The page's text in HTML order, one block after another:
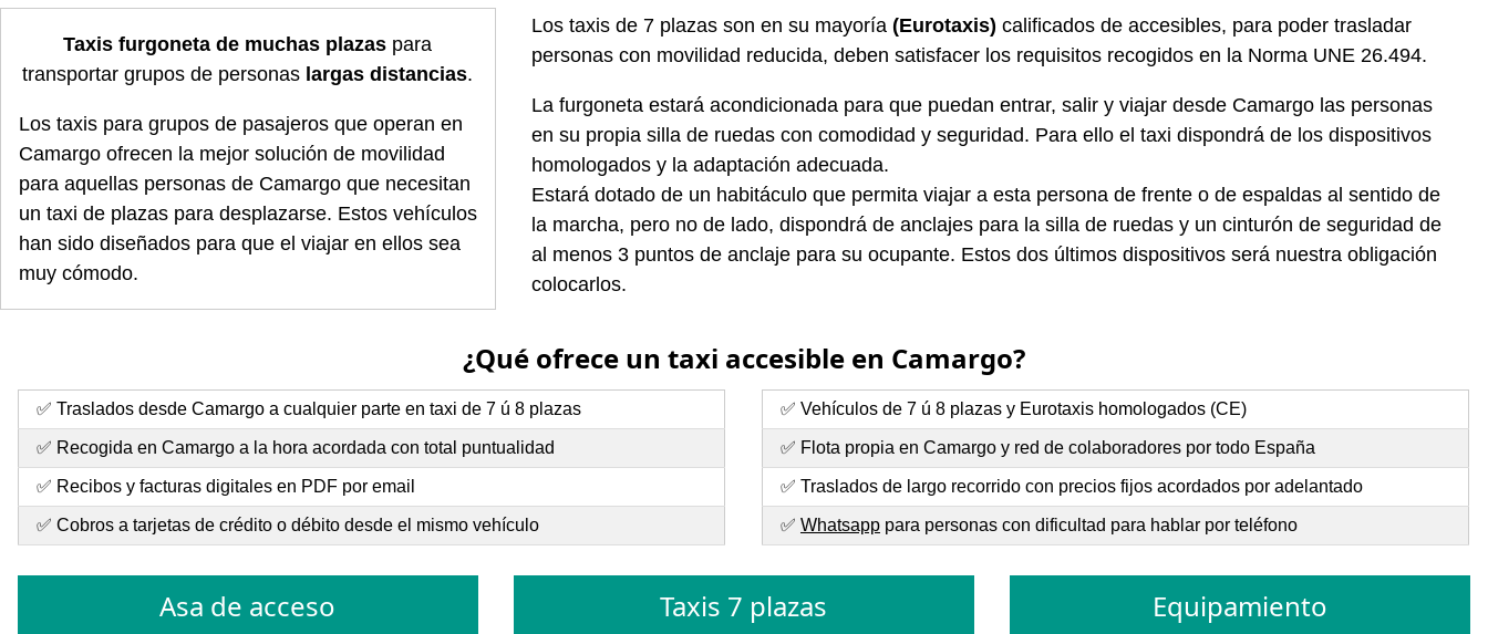
Taxis furgoneta de muchas plazas para
transportar grupos de personas largas distancias.
Los taxis para grupos de pasajeros que operan en
Camargo ofrecen la mejor solución de movilidad
para aquellas personas de Camargo que necesitan
un taxi de plazas para desplazarse. Estos vehículos
han sido diseñados para que el viajar en ellos sea
muy cómodo.
Los taxis de 7 plazas son en su mayoría (Eurotaxis) calificados de accesibles, para poder trasladar
personas con movilidad reducida, deben satisfacer los requisitos recogidos en la Norma UNE 26.494.
La furgoneta estará acondicionada para que puedan entrar, salir y viajar desde Camargo las personas
en su propia silla de ruedas con comodidad y seguridad. Para ello el taxi dispondrá de los dispositivos
homologados y la adaptación adecuada.
Estará dotado de un habitáculo que permita viajar a esta persona de frente o de espaldas al sentido de
la marcha, pero no de lado, dispondrá de anclajes para la silla de ruedas y un cinturón de seguridad de
al menos 3 puntos de anclaje para su ocupante. Estos dos últimos dispositivos será nuestra obligación
colocarlos.
¿Qué ofrece un taxi accesible en Camargo?
✅ Traslados desde Camargo a cualquier parte en taxi de 7 ú 8 plazas
✅ Recogida en Camargo a la hora acordada con total puntualidad
✅ Recibos y facturas digitales en PDF por email
✅ Cobros a tarjetas de crédito o débito desde el mismo vehículo
✅ Vehículos de 7 ú 8 plazas y Eurotaxis homologados (CE)
✅ Flota propia en Camargo y red de colaboradores por todo España
✅ Traslados de largo recorrido con precios fijos acordados por adelantado
✅ Whatsapppara personas con dificultad para hablar por teléfono
Asa de acceso Taxis 7 plazas Equipamiento